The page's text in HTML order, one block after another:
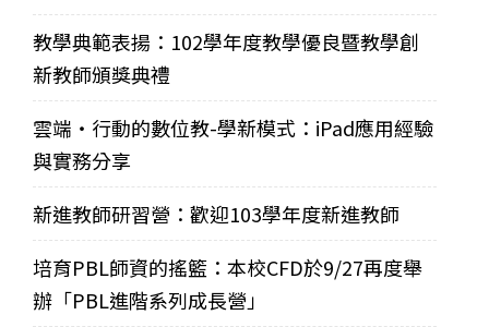
教學典範表揚：102學年度教學優良暨教學創
新教師頒獎典禮
雲端‧行動的數位教-學新模式：iPad應用經驗
與實務分享
新進教師研習營：歡迎103學年度新進教師
培育PBL師資的搖籃：本校CFD於9/27再度舉
辦「PBL進階系列成長營」